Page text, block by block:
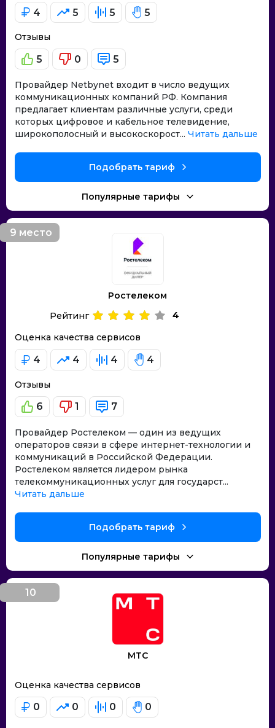
4 5 5 5
Отзывы
5 0 5
Провайдер Netbynet входит в число ведущих
коммуникационных компаний РФ. Компания
предлагает клиентам различные услуги, среди
которых цифровое и кабельное телевидение,
широкополосный и высокоскорост... Читать дальше
Подобрать тариф
Популярные тарифы
9 место
Ростелеком
Оценка качества сервисов
4 4 4 4
Отзывы
6 1 7
Рейтинг 4
Провайдер Ростелеком — один из ведущих
операторов связи в сфере интернет-технологии и
коммуникаций в Российской Федерации.
Ростелеком является лидером рынка
телекоммуникационных услуг для государст...
Читать дальше
Подобрать тариф
Популярные тарифы
10
место
МТС
Оценка качества сервисов
0 0 0 0